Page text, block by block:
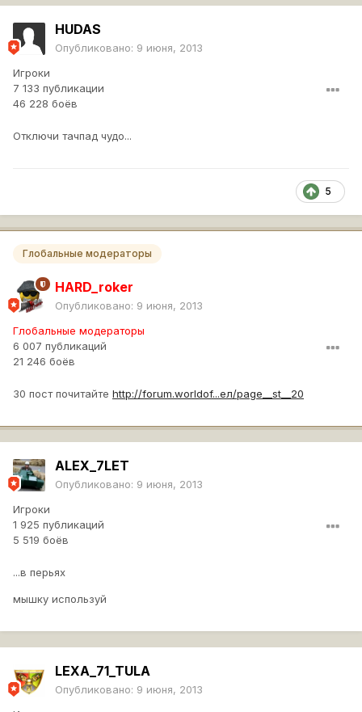
HUDAS
Опубликовано: 9 июня, 2013
Игроки
7 133 публикации
46 228 боёв
Отключи тачпад чудо...
5
Глобальные модераторы
HARD_roker
Опубликовано: 9 июня, 2013
Глобальные модераторы
6 007 публикаций
21 246 боёв
30 пост почитайте http://forum.worldof...ел/page__st__20
ALEX_7LET
Опубликовано: 9 июня, 2013
Игроки
1 925 публикаций
5 519 боёв
...в перьях
мышку используй
LEXA_71_TULA
Опубликовано: 9 июня, 2013